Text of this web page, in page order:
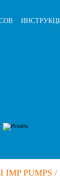
PUMPS /